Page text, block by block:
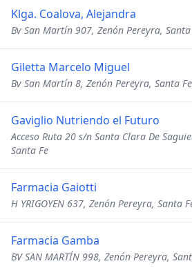
Klga. Coalova, Alejandra
Bv San Martín 907, Zenón Pereyra, Santa
Giletta Marcelo Miguel
Bv San Martín 8, Zenón Pereyra, Santa Fe
Gaviglio Nutriendo el Futuro
Acceso Ruta 20 s/n Santa Clara De
Santa Fe
Farmacia Gaiotti
H YRIGOYEN 637, Zenón Pereyra, Santa
Farmacia Gamba
BV SAN MARTÍN 998, Zenón Pereyra,